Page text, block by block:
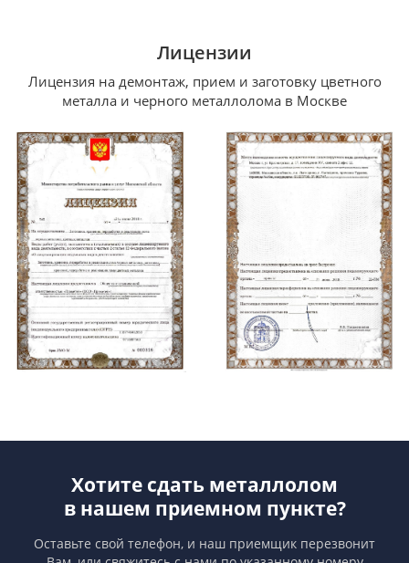
Лицензии
Лицензия на демонтаж, прием и заготовку цветного
металла и черного металлолома в Москве
Хотите сдать металлолом
в нашем приемном пункте?
Оставьте свой телефон, и наш приемщик перезвонит